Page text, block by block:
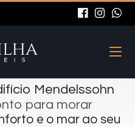
Mendelssohn
para morar
e o mar ao seu